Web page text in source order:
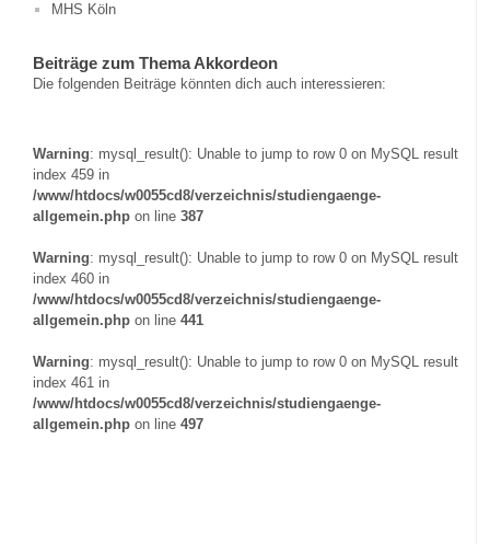
MHS Köln
Beiträge zum Thema Akkordeon
Die folgenden Beiträge könnten dich auch interessieren:
Warning: mysql_result(): Unable to jump to row 0 on MySQL result
index 459 in
/www/htdocs/w0055cd8/verzeichnis/studiengaenge-
allgemein.php on line 387
Warning: mysql_result(): Unable to jump to row 0 on MySQL result
index 460 in
/www/htdocs/w0055cd8/verzeichnis/studiengaenge-
allgemein.php on line 441
Warning: mysql_result(): Unable to jump to row 0 on MySQL result
index 461 in
/www/htdocs/w0055cd8/verzeichnis/studiengaenge-
allgemein.php on line 497